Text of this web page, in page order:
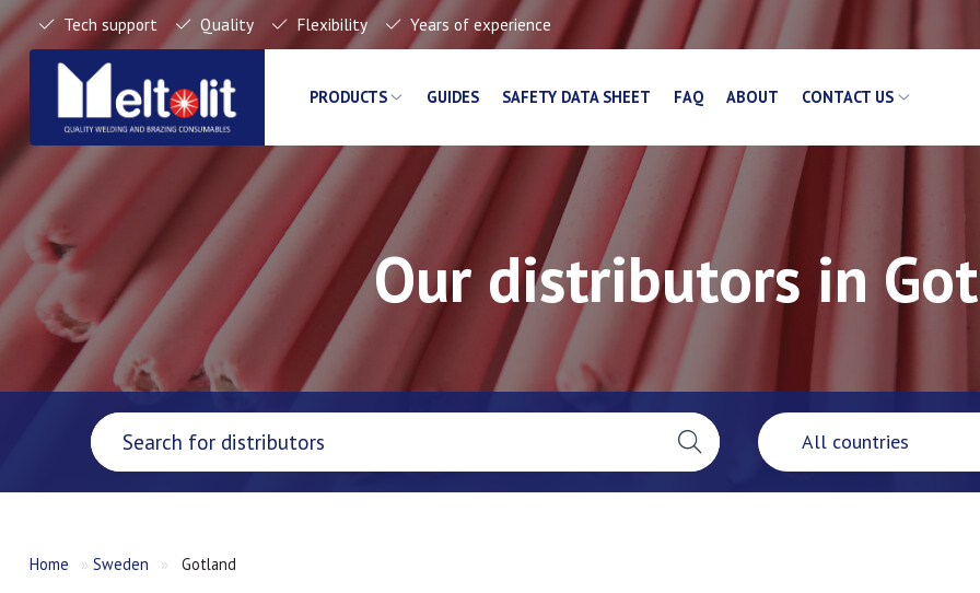
Tech support Quality Flexibility Years of experience
PRODUCTS GUIDES SAFETY DATA SHEET FAQ ABOUT CONTACT US
Our distributors in
Home »Sweden » Gotland